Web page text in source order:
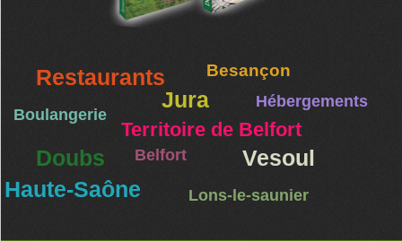
Restaurants Besançon
Jura Hébergements
Boulangerie
Territoire de Belfort
Doubs Belfort
Vesoul
Haute-Saône
Lons-le-saunier